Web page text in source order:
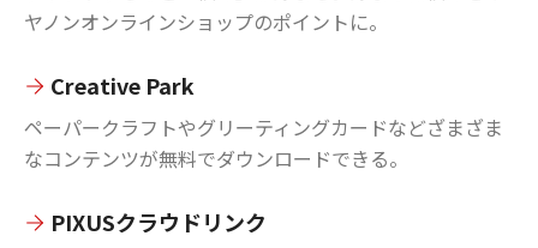
ヤノンオンラインショップのポイントに。
Creative Park
ペーパークラフトやグリーティングカードなどざまざま
なコンテンツが無料でダウンロードできる。
PIXUSクラウドリンク